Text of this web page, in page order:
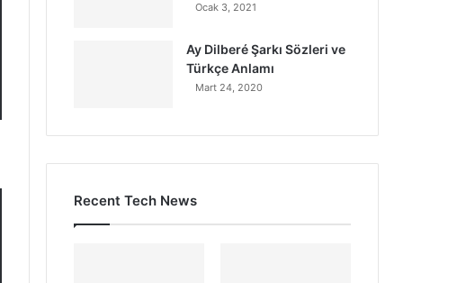
Ocak 3, 2021
Ay Dilberé Şarkı Sözleri ve
Türkçe Anlamı
Mart 24, 2020
Recent Tech News